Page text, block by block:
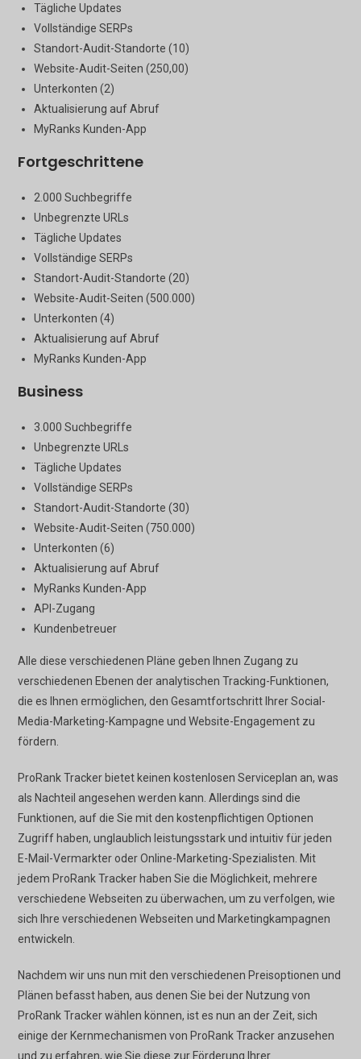
Tägliche Updates
Vollständige SERPs
Standort-Audit-Standorte (10)
Website-Audit-Seiten (250,00)
Unterkonten (2)
Aktualisierung auf Abruf
MyRanks Kunden-App
Fortgeschrittene
2.000 Suchbegriffe
Unbegrenzte URLs
Tägliche Updates
Vollständige SERPs
Standort-Audit-Standorte (20)
Website-Audit-Seiten (500.000)
Unterkonten (4)
Aktualisierung auf Abruf
MyRanks Kunden-App
Business
3.000 Suchbegriffe
Unbegrenzte URLs
Tägliche Updates
Vollständige SERPs
Standort-Audit-Standorte (30)
Website-Audit-Seiten (750.000)
Unterkonten (6)
Aktualisierung auf Abruf
MyRanks Kunden-App
API-Zugang
Kundenbetreuer
Alle diese verschiedenen Pläne geben Ihnen Zugang zu
verschiedenen Ebenen der analytischen Tracking-Funktionen,
die es Ihnen ermöglichen, den Gesamtfortschritt Ihrer Social-
Media-Marketing-Kampagne und Website-Engagement zu
fördern.
ProRank Tracker bietet keinen kostenlosen Serviceplan an, was
als Nachteil angesehen werden kann. Allerdings sind die
Funktionen, auf die Sie mit den kostenpflichtigen Optionen
Zugriff haben, unglaublich leistungsstark und intuitiv für jeden
E-Mail-Vermarkter oder Online-Marketing-Spezialisten. Mit
jedem ProRank Tracker haben Sie die Möglichkeit, mehrere
verschiedene Webseiten zu überwachen, um zu verfolgen, wie
sich Ihre verschiedenen Webseiten und Marketingkampagnen
entwickeln.
Nachdem wir uns nun mit den verschiedenen Preisoptionen und
Plänen befasst haben, aus denen Sie bei der Nutzung von
ProRank Tracker wählen können, ist es nun an der Zeit, sich
einige der Kernmechanismen von ProRank Tracker anzusehen
und zu erfahren, wie Sie diese zur Förderung Ihrer